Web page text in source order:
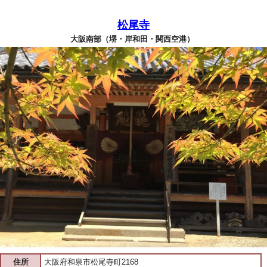
松尾寺
大阪南部（堺・岸和田・関西空港）
住所 大阪府和泉市松尾寺町2168